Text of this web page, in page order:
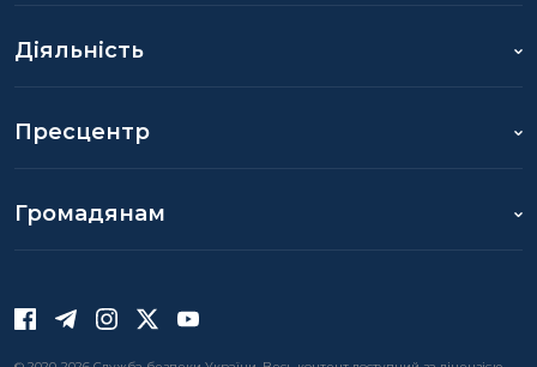
Діяльність
Пресцентр
Громадянам